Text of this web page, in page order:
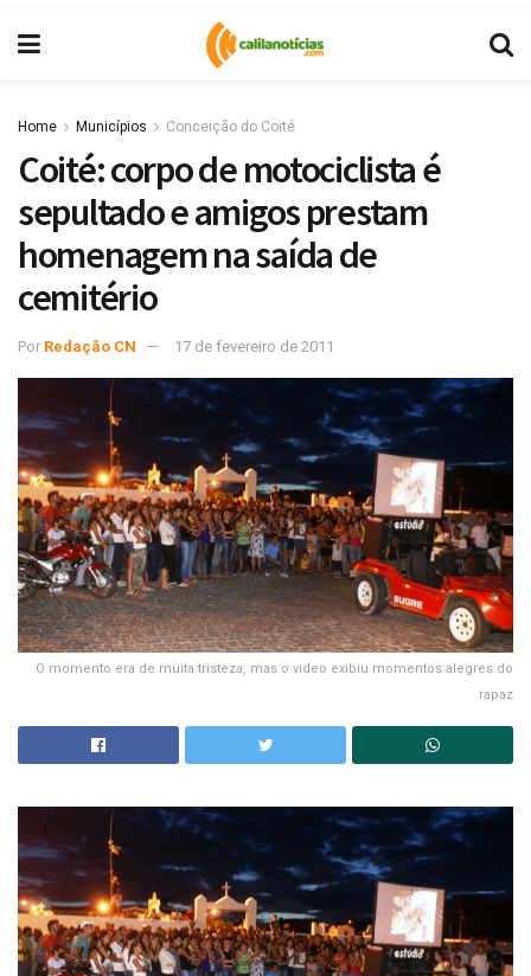
Home Municípios Conceição do Coité
Coité: corpo de motociclista é
sepultado e amigos prestam
homenagem na saída de
cemitério
Por Redação CN 17 de fevereiro de 2011
O momento era de muita tristeza, mas o video exibiu momentos alegres do
rapaz